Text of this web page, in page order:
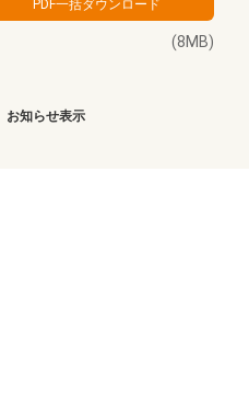
(8MB)
お知らせ表示